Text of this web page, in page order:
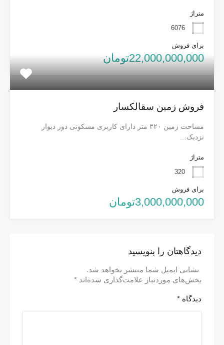
متراژ
6076
برای فروش
22,000,000,000تومان
فروش زمین سقالکسار
مساحت زمین ۳۲۰ متر دارای کاربری مسکونی دور دیوار
نزدیک…
متراژ
320
برای فروش
3,000,000,000تومان
دیدگاهتان را بنویسید
نشانی ایمیل شما منتشر نخواهد شد.
بخش‌های موردنیاز علامت‌گذاری شده‌اند *
دیدگاه *